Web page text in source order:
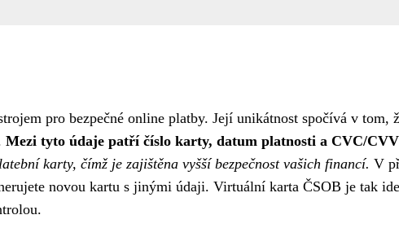
pro bezpečné online platby. Její unikátnost spočívá v tom,
Mezi tyto údaje patří číslo karty, datum platnosti a CVC/
karty, čímž je zajištěna vyšší bezpečnost vašich financí. V
novou kartu s jinými údaji. Virtuální karta ČSOB je tak